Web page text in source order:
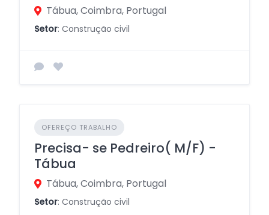
Tábua, Coimbra, Portugal
Setor: Construção civil
OFEREÇO TRABALHO
Precisa- se Pedreiro( M/F) -
Tábua
Tábua, Coimbra, Portugal
Setor: Construção civil